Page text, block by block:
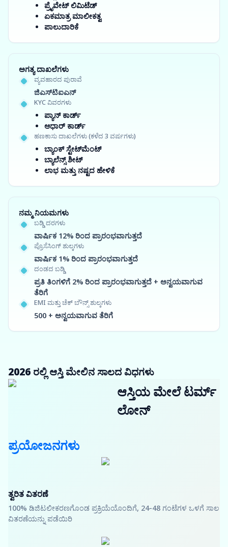
ಪ್ರೈವೇಟ್ ಲಿಮಿಟೆಡ್
ಏಕಮಾತ್ರ ಮಾಲೀಕತ್ವ
ಪಾಲುದಾರಿಕೆ
ಅಗತ್ಯ ದಾಖಲೆಗಳು
ವ್ಯವಹಾರದ ಪುರಾವೆ
ಜಿಎಸ್‍ಟಿಐಎನ್
KYC ವಿವರಗಳು
ಪ್ಯಾನ್ ಕಾರ್ಡ್
ಆಧಾರ್ ಕಾರ್ಡ್
ಹಣಕಾಸು ದಾಖಲೆಗಳು (ಕಳೆದ 3 ವರ್ಷಗಳು)
ಬ್ಯಾಂಕ್ ಸ್ಟೇಟ್‌ಮೆಂಟ್
ಬ್ಯಾಲೆನ್ಸ್ ಶೀಟ್
ಲಾಭ ಮತ್ತು ನಷ್ಟದ ಹೇಳಿಕೆ
ನಮ್ಮ ನಿಯಮಗಳು
ಬಡ್ಡಿ ದರಗಳು
ವಾರ್ಷಿಕ 12% ರಿಂದ ಪ್ರಾರಂಭವಾಗುತ್ತದೆ
ಪ್ರೊಸೆಸಿಂಗ್ ಶುಲ್ಕಗಳು
ವಾರ್ಷಿಕ 1% ರಿಂದ ಪ್ರಾರಂಭವಾಗುತ್ತದೆ
ದಂಡದ ಬಡ್ಡಿ
ಪ್ರತಿ ತಿಂಗಳಿಗೆ 2% ರಿಂದ ಪ್ರಾರಂಭವಾಗುತ್ತದೆ + ಅನ್ವಯವಾಗುವ
ತೆರಿಗೆ
EMI ಮತ್ತು ಚೆಕ್ ಬೌನ್ಸ್ ಶುಲ್ಕಗಳು
500 + ಅನ್ವಯವಾಗುವ ತೆರಿಗೆ
2026 ರಲ್ಲಿ ಆಸ್ತಿ ಮೇಲಿನ ಸಾಲದ ವಿಧಗಳು
ಆಸ್ತಿಯ ಮೇಲೆ ಟರ್ಮ್
ಲೋನ್
ಪ್ರಯೋಜನಗಳು
ತ್ವರಿತ ವಿತರಣೆ
100% ಡಿಜಿಟಲೀಕರಣಗೊಂಡ ಪ್ರಕ್ರಿಯೆಯೊಂದಿಗೆ, 24-48 ಗಂಟೆಗಳ ಒಳಗೆ ಸಾಲ
ವಿತರಣೆಯನ್ನು ಪಡೆಯಿರಿ